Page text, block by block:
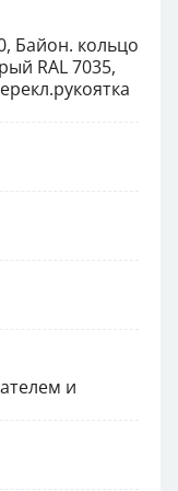
Байон. кольцо
RAL 7035,
и